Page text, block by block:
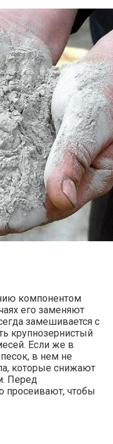
компонентом
его заменяют
замешивается с
крупнозернистый
Если же в
в нем не
которые снижают
Перед
просеивают, чтобы